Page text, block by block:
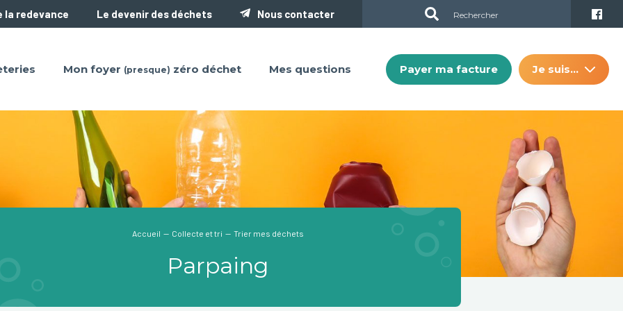
la redevance Le devenir des déchets Nous contacter
Mon foyer (presque) zéro déchet Mes questions Payer ma facture Je suis…
Parpaing
Accueil — Collecte et tri — Trier mes déchets